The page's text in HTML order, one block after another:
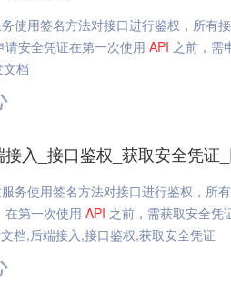
使用签名方法对接口进行鉴权，所有
安全凭证在第一次使用 API 之前，需
档
入_接口鉴权_获取安全凭证
务使用签名方法对接口进行鉴权，所
在第一次使用 API 之前，需获取安全
档,后端接入,接口鉴权,获取安全凭证